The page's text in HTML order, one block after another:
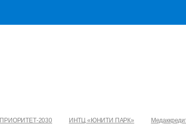
ПРИОРИТЕТ-2030 ИНТЦ «ЮНИТИ ПАРК»